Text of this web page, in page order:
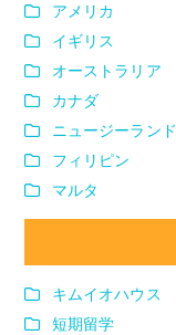
アメリカ
イギリス
オーストラリア
カナダ
ニュージーランド
フィリピン
マルタ
キムイオハウス
短期留学